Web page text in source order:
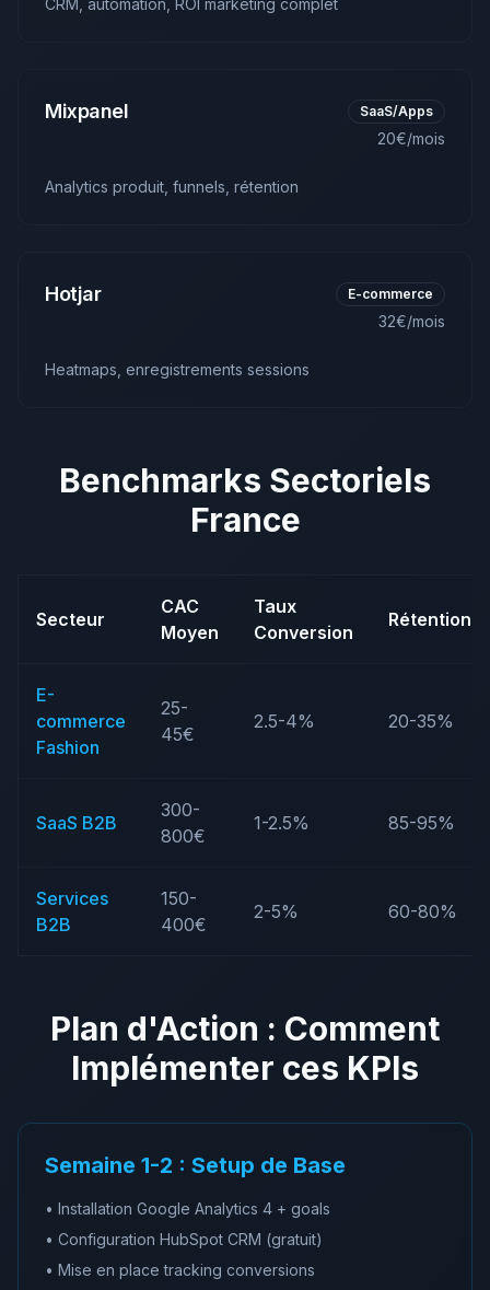
CRM, automation, ROI marketing complet
Mixpanel SaaS/Apps
20€/mois
Analytics produit, funnels, rétention
Hotjar E-commerce
32€/mois
Heatmaps, enregistrements sessions
Benchmarks Sectoriels
France
Secteur
CAC
Moyen
Taux
Conversion
Rétention
E-
commerce
Fashion
25-
45€
2.5-4% 20-35%
SaaS B2B
300-
800€
1-2.5% 85-95%
Services
B2B
150-
400€
2-5% 60-80%
Plan d'Action : Comment
Implémenter ces KPIs
Semaine 1-2 : Setup de Base
• Installation Google Analytics 4 + goals
• Configuration HubSpot CRM (gratuit)
• Mise en place tracking conversions